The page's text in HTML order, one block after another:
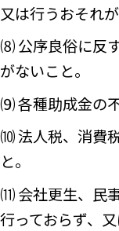
又は行うおそれ
⑻ 公序良俗に反
がないこと。
⑼ 各種助成金の
⑽ 法人税、消費
と。
⑾ 会社更生、民
行っておらず、